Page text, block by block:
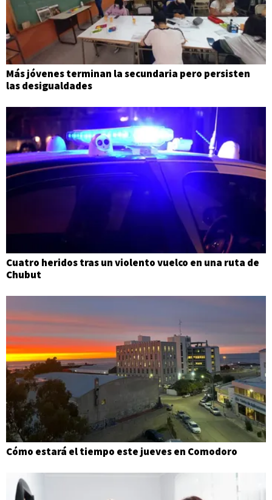
Más jóvenes terminan la secundaria pero persisten
las desigualdades
Cuatro heridos tras un violento vuelco en una ruta de
Chubut
Cómo estará el tiempo este jueves en Comodoro